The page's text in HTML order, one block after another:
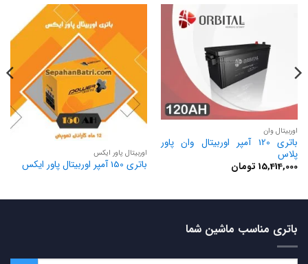
اوربیتال وان
باتری 120 آمپر اوربیتال وان پاور
پلاس
15,414,000 تومان
اوربیتال پاور ایکس
باتری 150 آمپر اوربیتال پاور ایکس
باتری مناسب ماشین شما